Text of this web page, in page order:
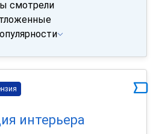
смотрели
интерьера